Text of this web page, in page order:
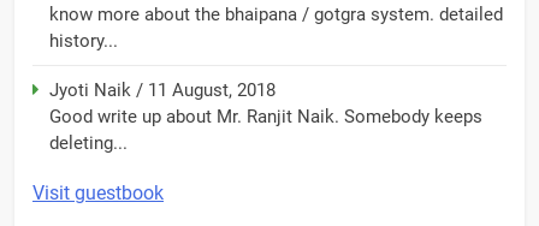
know more about the bhaipana / gotgra system. detailed
history...
Jyoti Naik / 11 August, 2018
Good write up about Mr. Ranjit Naik. Somebody keeps
deleting...
Visit guestbook